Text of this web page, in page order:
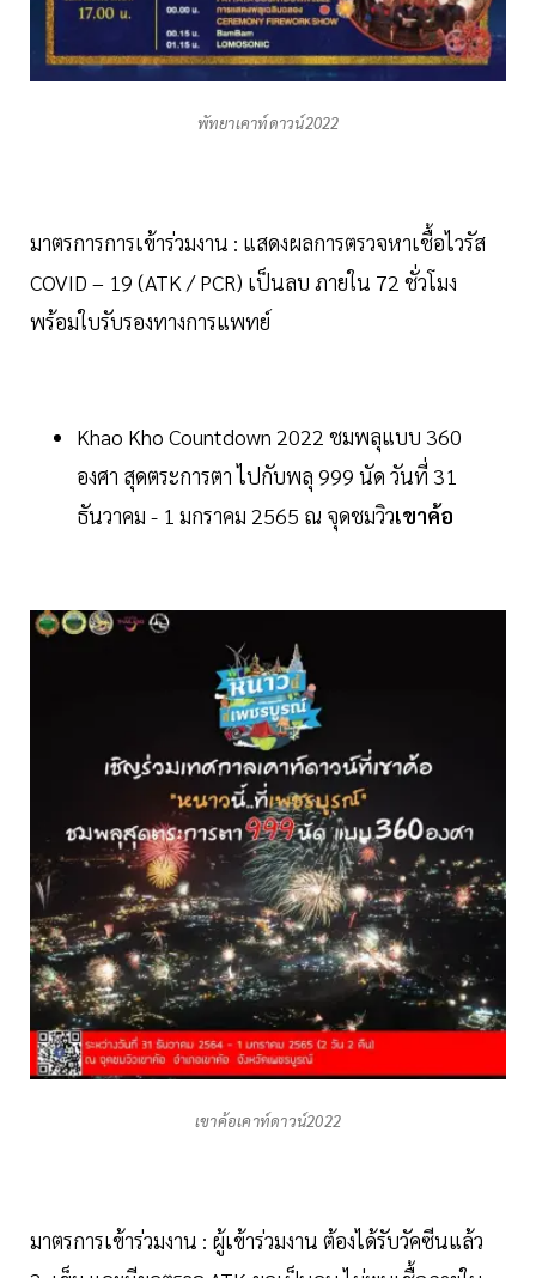
พัทยาเคาท์ดาวน์2022
มาตรการการเข้าร่วมงาน : แสดงผลการตรวจหาเชื้อไวรัส
COVID – 19 (ATK / PCR) เป็นลบ ภายใน 72 ชั่วโมง
พร้อมใบรับรองทางการแพทย์
Khao Kho Countdown 2022 ชมพลุแบบ 360
องศา สุดตระการตา ไปกับพลุ 999 นัด วันที่ 31
ธันวาคม - 1 มกราคม 2565 ณ จุดชมวิวเขาค้อ
เขาค้อเคาท์ดาวน์2022
มาตรการเข้าร่วมงาน : ผู้เข้าร่วมงาน ต้องได้รับวัคซีนแล้ว